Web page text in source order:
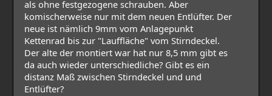
als ohne festgezogene schrauben. Aber
komischerweise nur mit dem neuen Entlüfter. Der
neue ist nämlich 9mm vom Anlagepunkt
Kettenrad bis zur "Lauffläche" vom Stirndeckel.
Der alte der montiert war hat nur 8,5 mm gibt es
da auch wieder unterschiedliche? Gibt es ein
distanz Maß zwischen Stirndeckel und und
Entlüfter?